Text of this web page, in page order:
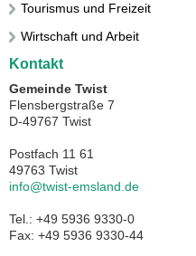
Tourismus und Freizeit
Wirtschaft und Arbeit
Kontakt
Gemeinde Twist
Flensbergstraße 7
D-49767 Twist
Postfach 11 61
49763 Twist
info@twist-emsland.de
Tel.: +49 5936 9330-0
Fax: +49 5936 9330-44